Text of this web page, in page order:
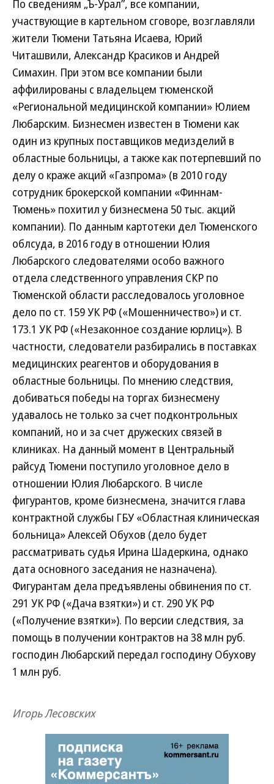
По сведениям „Ъ-Урал”, все компании,
участвующие в картельном сговоре, возглавляли
жители Тюмени Татьяна Исаева, Юрий
Читашвили, Александр Красиков и Андрей
Симахин. При этом все компании были
аффилированы с владельцем тюменской
«Региональной медицинской компании» Юлием
Любарским. Бизнесмен известен в Тюмени как
один из крупных поставщиков медизделий в
областные больницы, а также как потерпевший по
делу о краже акций «Газпрома» (в 2010 году
сотрудник брокерской компании «Финнам-
Тюмень» похитил у бизнесмена 50 тыс. акций
компании). По данным картотеки дел Тюменского
облсуда, в 2016 году в отношении Юлия
Любарского следователями особо важного
отдела следственного управления СКР по
Тюменской области расследовалось уголовное
дело по ст. 159 УК РФ («Мошенничество») и ст.
173.1 УК РФ («Незаконное создание юрлиц»). В
частности, следователи разбирались в поставках
медицинских реагентов и оборудования в
областные больницы. По мнению следствия,
добиваться победы на торгах бизнесмену
удавалось не только за счет подконтрольных
компаний, но и за счет дружеских связей в
клиниках. На данный момент в Центральный
райсуд Тюмени поступило уголовное дело в
отношении Юлия Любарского. В числе
фигурантов, кроме бизнесмена, значится глава
контрактной службы ГБУ «Областная клиническая
больница» Алексей Обухов (дело будет
рассматривать судья Ирина Шадеркина, однако
дата основного заседания не назначена).
Фигурантам дела предъявлены обвинения по ст.
291 УК РФ («Дача взятки») и ст. 290 УК РФ
(«Получение взятки»). По версии следствия, за
помощь в получении контрактов на 38 млн руб.
господин Любарский передал господину Обухову
1 млн руб.
Игорь Лесовских